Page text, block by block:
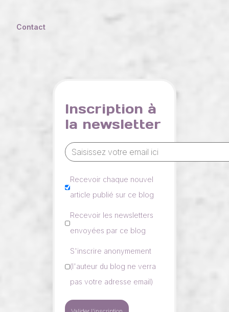
Contact
Inscription à
la newsletter
Recevoir chaque nouvel
article publié sur ce blog
Recevoir les newsletters
envoyées par ce blog
S'inscrire anonymement
(l'auteur du blog ne verra
pas votre adresse email)